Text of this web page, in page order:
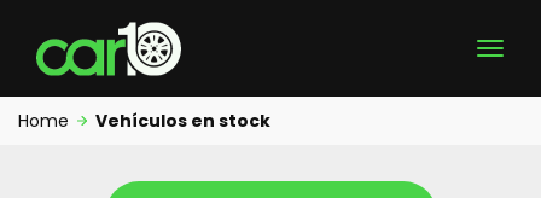
Home Vehículos en stock